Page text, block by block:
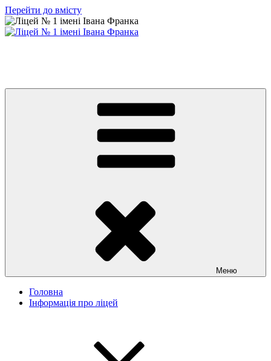
Перейти до вмісту
Меню
Головна
Інформація про ліцей